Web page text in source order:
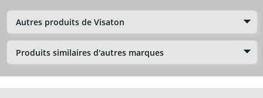
Autres produits de Visaton
Produits similaires d'autres marques